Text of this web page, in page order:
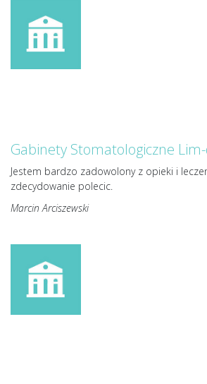
Gabinety Stomatologiczne
Jestem bardzo zadowolony z opieki i
zdecydowanie polecic.
Marcin Arciszewski